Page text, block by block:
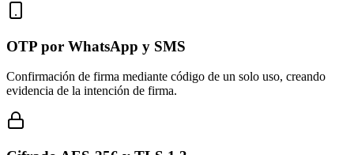
OTP por WhatsApp y SMS
Confirmación de firma mediante código de un solo uso, creando
evidencia de la intención de firma.